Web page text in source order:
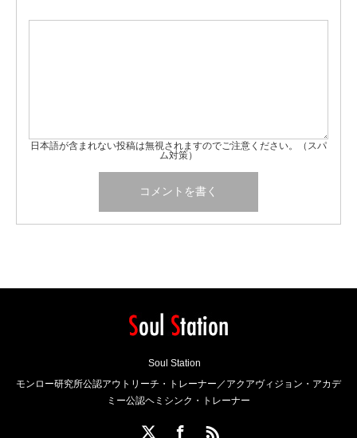
日本語が含まれない投稿は無視されますのでご注意ください。（スパ
ム対策）
Soul Station
モンロー研究所公認アウトリーチ・トレーナー／アクアヴィジョン・アカデ
ミー公認ヘミシンク・トレーナー
RSS